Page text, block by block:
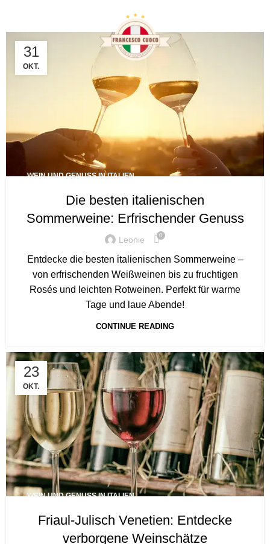
Tag Archives: mineralisch
31
OKT.
WEIN UND GENUSS IN ITALIEN
Die besten italienischen
Sommerweine: Erfrischender Genuss
Leonie 0
Entdecke die besten italienischen Sommerweine –
von erfrischenden Weißweinen bis zu fruchtigen
Rosés und leichten Rotweinen. Perfekt für warme
Tage und laue Abende!
CONTINUE READING
23
OKT.
WEIN UND GENUSS IN ITALIEN
Friaul-Julisch Venetien: Entdecke
verborgene Weinschätze